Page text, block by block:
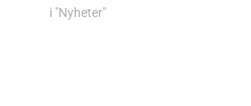
i "Nyheter"